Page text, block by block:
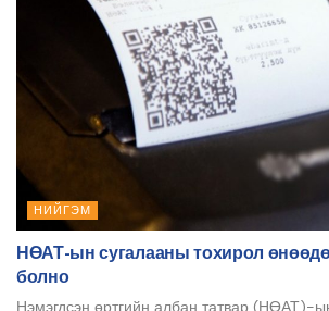
НИЙГЭМ
НӨАТ-ын сугалааны тохирол
болно
Нэмэгдсэн өртгийн албан татвар (НӨАТ)-